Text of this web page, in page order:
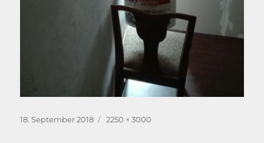
Veröffentlicht
18. September 2018 Originalgröße
2250 × 3000